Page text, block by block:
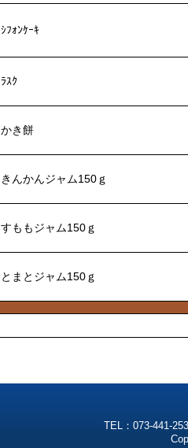
ｼﾌｫﾝｹｰｷ
ﾗｽｸ
かき餅
きんかんジャム150ｇ
すももジャム150ｇ
とまとジャム150ｇ
TEL：073-441-